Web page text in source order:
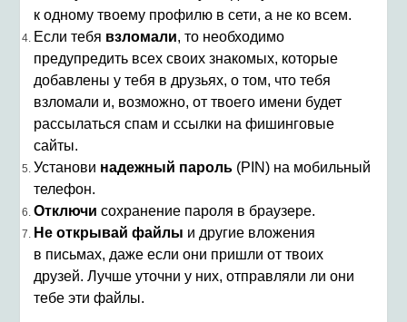
к одному твоему профилю в сети, а не ко всем.
Если тебя взломали, то необходимо
предупредить всех своих знакомых, которые
добавлены у тебя в друзьях, о том, что тебя
взломали и, возможно, от твоего имени будет
рассылаться спам и ссылки на фишинговые
сайты.
Установи надежный пароль (PIN) на мобильный
телефон.
Отключи сохранение пароля в браузере.
Не открывай файлы и другие вложения
в письмах, даже если они пришли от твоих
друзей. Лучше уточни у них, отправляли ли они
тебе эти файлы.